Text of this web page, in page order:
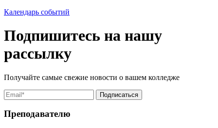
Календарь событий
Подпишитесь на нашу
рассылку
Получайте самые свежие новости о вашем колледже
Преподавателю